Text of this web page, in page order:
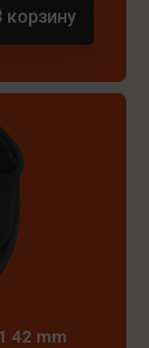
корзину
42 mm